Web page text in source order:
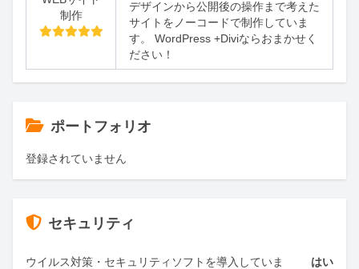
制作
デザインから公開後の操作まで考えた
サイトをノーコードで制作していま
す。 WordPress +Diviならおまかせく
ださい！
ポートフォリオ
登録されていません
セキュリティ
ウイルス対策・セキュリティソフトを導入していま
はい